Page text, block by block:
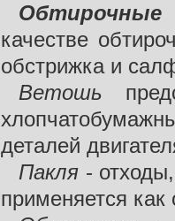
качестве
обстрижка и
Ветошь
деталей
Пакля -
применяется